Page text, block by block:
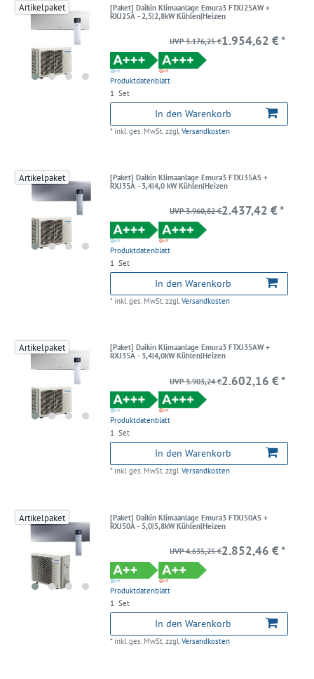
Artikelpaket
[Paket] Daikin Klimaanlage Emura3 FTXJ25AW +
RXJ25A - 2,5|2,8kW Kühlen|Heizen
Produktdatenblatt
UVP 3.176,25 €1.954,62 € *
1 Set
In den Warenkorb
* inkl. ges. MwSt. zzgl.Versandkosten
Artikelpaket
[Paket] Daikin Klimaanlage Emura3 FTXJ35AS +
RXJ35A - 3,4|4,0 kW Kühlen|Heizen
Produktdatenblatt
UVP 3.960,82 €2.437,42 € *
1 Set
In den Warenkorb
* inkl. ges. MwSt.zzgl.Versandkosten
Artikelpaket
[Paket] Daikin Klimaanlage Emura3 FTXJ35AW +
RXJ35A - 3,4|4,0kW Kühlen|Heizen
Produktdatenblatt
UVP 3.903,24 €2.602,16 € *
1 Set
In den Warenkorb
* inkl. ges. MwSt.zzgl.Versandkosten
Artikelpaket
[Paket] Daikin Klimaanlage Emura3 FTXJ50AS +
RXJ50A - 5,0|5,8kW Kühlen|Heizen
Produktdatenblatt
UVP 4.635,25 €2.852,46 € *
1 Set
In den Warenkorb
* inkl. ges. MwSt. zzgl.Versandkosten